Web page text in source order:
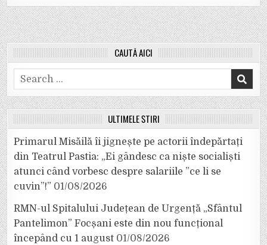
CAUTĂ AICI
Search
for:
ULTIMELE ȘTIRI
Primarul Misăilă îi jignește pe actorii îndepărtați
din Teatrul Pastia: „Ei gândesc ca niște socialiști
atunci când vorbesc despre salariile ”ce li se
cuvin”!” 01/08/2026
RMN-ul Spitalului Județean de Urgență „Sfântul
Pantelimon” Focșani este din nou funcțional
începând cu 1 august 01/08/2026